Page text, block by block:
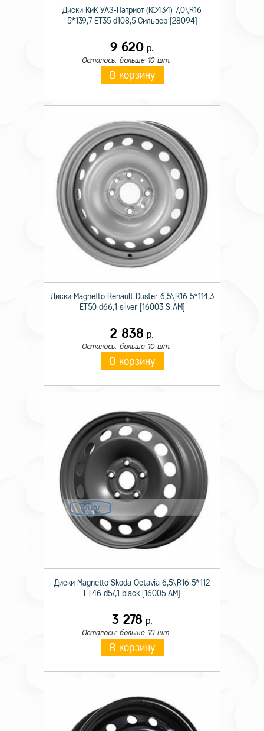
Диски КиК УАЗ-Патриот (КС434) 7,0\R16
5*139,7 ET35 d108,5 Сильвер [28094]
9 620 р.
Осталось: больше 10 шт.
В корзину
Диски Magnetto Renault Duster 6,5\R16 5*114,3
ET50 d66,1 silver [16003 S AM]
2 838 р.
Осталось: больше 10 шт.
В корзину
Диски Magnetto Skoda Octavia 6,5\R16 5*112
ET46 d57,1 black [16005 AM]
3 278 р.
Осталось: больше 10 шт.
В корзину